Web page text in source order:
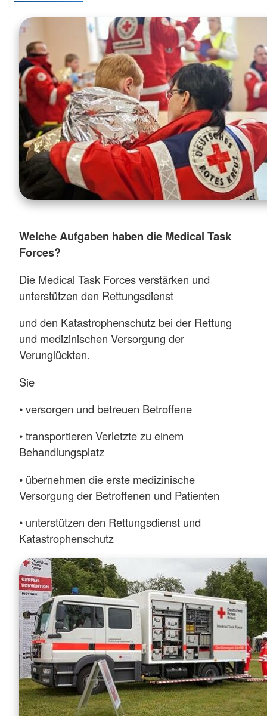
Welche Aufgaben haben die Medical Task
Forces?
Die Medical Task Forces verstärken und
unterstützen den Rettungsdienst
und den Katastrophenschutz bei der Rettung
und medizinischen Versorgung der
Verunglückten.
Sie
• versorgen und betreuen Betroffene
• transportieren Verletzte zu einem
Behandlungsplatz
• übernehmen die erste medizinische
Versorgung der Betroffenen und Patienten
• unterstützen den Rettungsdienst und
Katastrophenschutz